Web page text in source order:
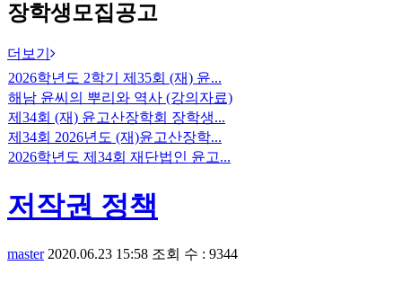
장학생모집공고
더보기
2026학년도 2학기 제35회 (재) 윤...
해남 윤씨의 뿌리와 역사 (강의자료)
제34회 (재) 윤고산장학회 장학생...
제34회 2026년도 (재)윤고산장학...
2026학년도 제34회 재단법인 윤고...
저작권 정책
master 2020.06.23 15:58 조회 수 : 9344